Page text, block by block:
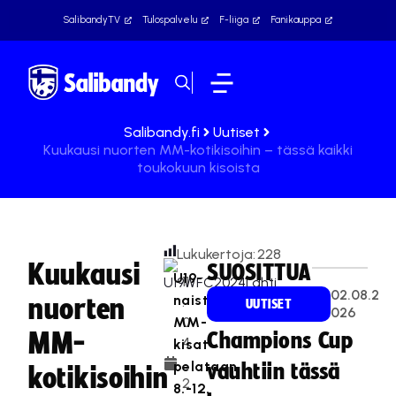
SalibandyTV Tulospalvelu F-liiga Fanikauppa
Salibandy.fi
Uutiset
Kuukausi nuorten MM-kotikisoihin – tässä kaikki
toukokuun kisoista
Kuukausi
nuorten
MM-
kotikisoihin
11
.
0
4
.
2
Lukukertoja:228
U19-
naisten
MM-
kisat
pelataan
8.-12.
SUOSITTUA
UUTISET
02.08.2
026
Champions Cup
vauhtiin tässä